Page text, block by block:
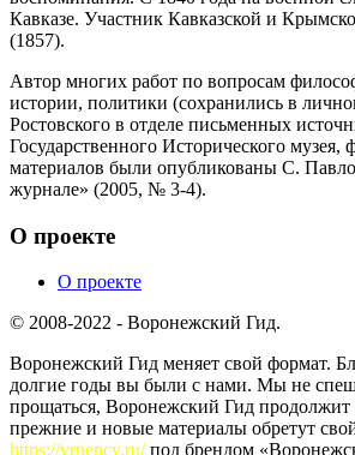
Кавказе. Участник Кавказской и
(1857).
Автор многих работ по вопросам
истории, политики (сохранились в
Ростовского в отделе письменных
Государственного Исторического музея,
материалов были опубликованы С.
журнале» (2005, № 3-4).
О проекте
О проекте
© 2008-2022 - Воронежский Гид.
Воронежский Гид меняет свой формат.
долгие годы вы были с нами. Мы не
прощаться, Воронежский Гид продолжит
прежние и новые материалы обретут
https://vrnency.ru/под брендом